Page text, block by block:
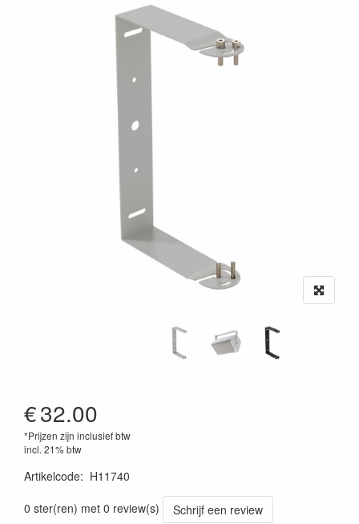
€32.00
*Prijzen zijn inclusief btw
incl. 21% btw
Artikelcode: H11740
0 ster(ren) met 0 review(s)
Schrijf een review